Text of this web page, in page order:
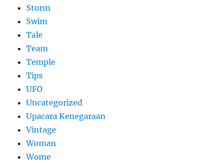
Storm
Swim
Tale
Team
Temple
Tips
UFO
Uncategorized
Upacara Kenegaraan
Vintage
Woman
Wome